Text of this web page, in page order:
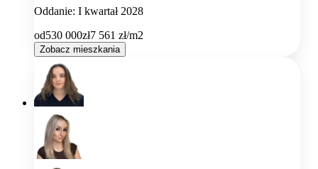
Oddanie: I kwartał 2028
od530 000zł7 561 zł/m2
Zobacz mieszkania